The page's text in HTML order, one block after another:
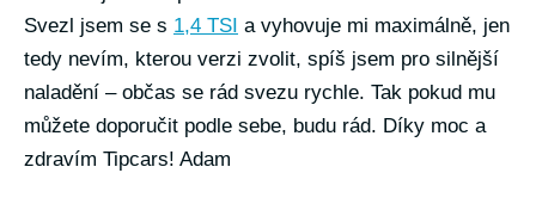
Svezl jsem se s 1,4 TSI a vyhovuje mi maximálně, jen
tedy nevím, kterou verzi zvolit, spíš jsem pro silnější
naladění – občas se rád svezu rychle. Tak pokud mu
můžete doporučit podle sebe, budu rád. Díky moc a
zdravím Tipcars! Adam